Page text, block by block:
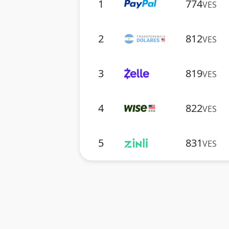
1 774VES
2 812VES
3 819VES
4 822VES
5 831VES